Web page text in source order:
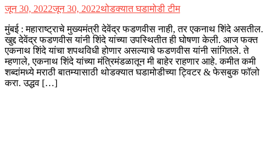
जून 30, 2022जून 30, 2022थोडक्यात घडामोडी टीम
मुंबई : महाराष्ट्राचे मुख्यमंत्री देवेंद्र फडणवीस नाही, तर एकनाथ शिंदे असतील.
खुद्द देवेंद्र फडणवीस यांनी शिंदे यांच्या उपस्थितीत ही घोषणा केली. आज फक्त
एकनाथ शिंदे यांचा शपथविधी होणार असल्याचे फडणवीस यांनी सांगितले. ते
म्हणाले, एकनाथ शिंदे यांच्या मंत्रिमंडळातून मी बाहेर राहणार आहे. कमीत कमी
शब्दांमध्ये मराठी बातम्यासाठी थोडक्यात घडामोडीच्या ट्विटर & फेसबुक फॉलो
करा. उद्धव […]